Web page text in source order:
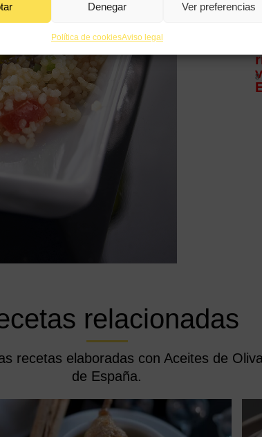
Denegar Ver preferencias
Política de cookiesAviso legal
relacionadas
recetas elaboradas con Aceites de
de España.